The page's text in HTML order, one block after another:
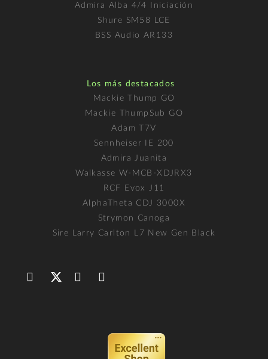
Admira Alba 4/4 Iniciación
Shure SM58 LCE
BSS Audio AR133
Los más destacados
Mackie Thump GO
Mackie ThumpSub GO
Adam T7V
Sennheiser IE 200
Admira Juanita
Walkasse W-MCB-XDJRX3
RCF Evox J11
AlphaTheta CDJ 3000X
Strymon Canoga
Sire Larry Carlton L7 New Gen Black